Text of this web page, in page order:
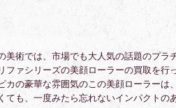
美術では、市場でも大人気の話題のプラ
ファシリーズの美顔ローラーの買取を行
カの豪華な雰囲気のこの美顔ローラーは
ても、一度みたら忘れないインパクトの